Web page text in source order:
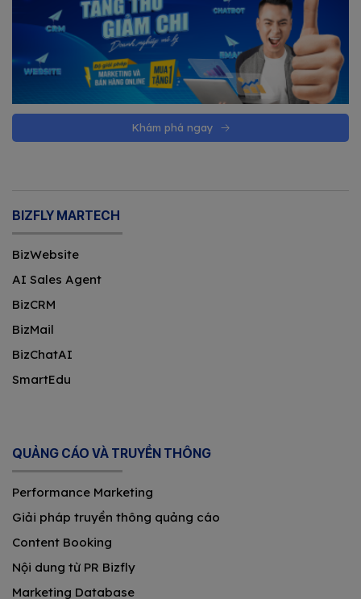
Khám phá ngay
BIZFLY MARTECH
BizWebsite
AI Sales Agent
BizCRM
BizMail
BizChatAI
SmartEdu
QUẢNG CÁO VÀ TRUYỀN THÔNG
Performance Marketing
Giải pháp truyền thông quảng cáo
Content Booking
Nội dung từ PR Bizfly
Marketing Database